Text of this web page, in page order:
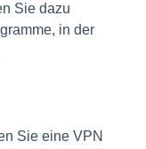
Sie dazu
in der
Sie eine VPN